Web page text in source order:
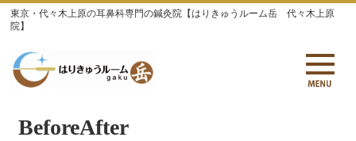
東京・代々木上原の耳鼻科専門の鍼灸院【はりきゅうルーム岳 代々木上原
院】
BeforeAfter